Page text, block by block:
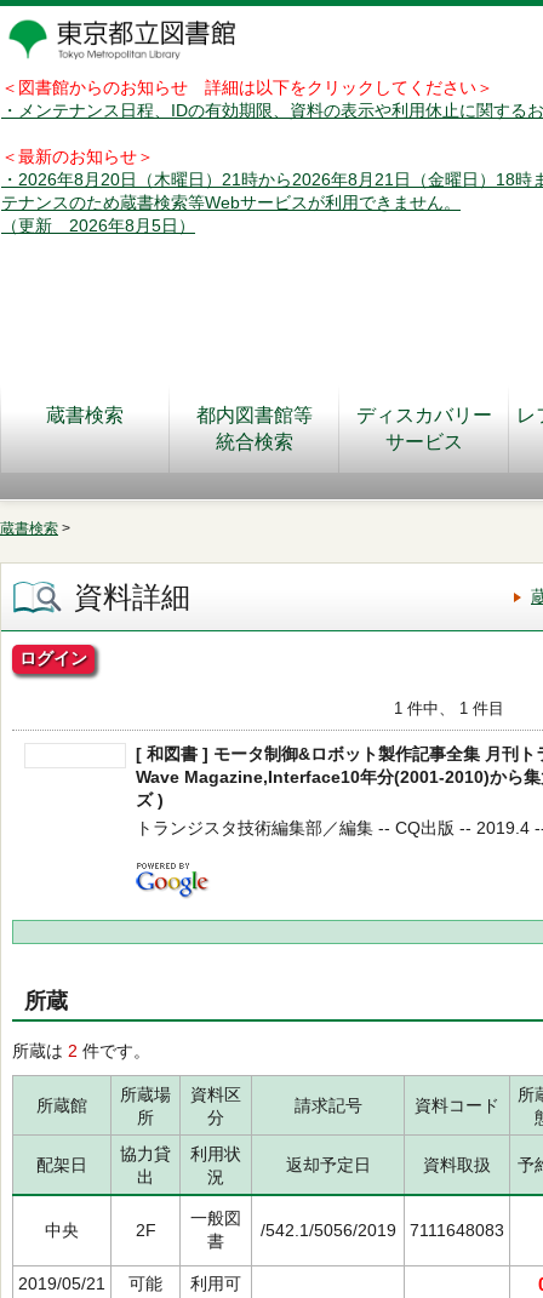
＜図書館からのお知らせ 詳細は以下をクリックしてください＞
・メンテナンス日程、IDの有効期限、資料の表示や利用休止に関する
＜最新のお知らせ＞
・2026年8月20日（木曜日）21時から2026年8月21日（金曜日）18時
テナンスのため蔵書検索等Webサービスが利用できません。
（更新 2026年8月5日）
蔵書検索
都内図書館等
統合検索
ディスカバリー
サービス
レ
蔵書検索 >
資料詳細
ログイン
1 件中、 1 件目
[ 和図書 ] モータ制御&ロボット製作記事全集 月刊
Wave Magazine,Interface10年分(2001-2010)から
ズ )
トランジスタ技術編集部／編集 -- CQ出版 -- 2019.4
所蔵
所蔵は 2 件です。
所蔵館
所蔵場
所
資料区
分
請求記号 資料コード
所
配架日
協力貸
出
利用状
況
返却予定日 資料取扱 予
中央 2F
一般図
書
/542.1/5056/2019 7111648083
2019/05/21 可能 利用可